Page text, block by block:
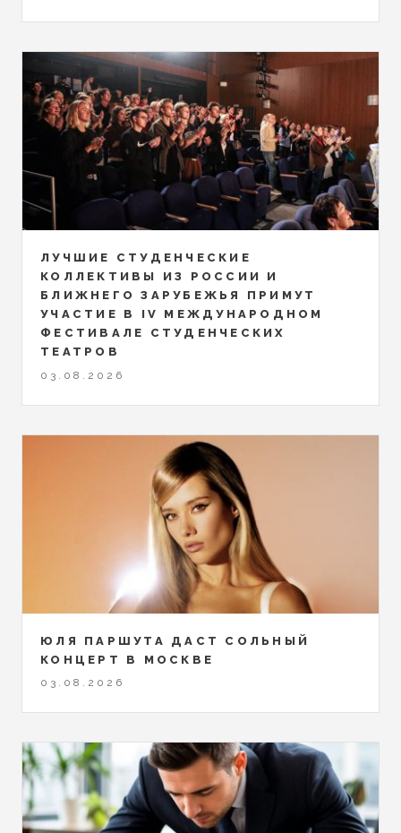
ЛУЧШИЕ СТУДЕНЧЕСКИЕ
КОЛЛЕКТИВЫ ИЗ РОССИИ И
БЛИЖНЕГО ЗАРУБЕЖЬЯ ПРИМУТ
УЧАСТИЕ В IV МЕЖДУНАРОДНОМ
ФЕСТИВАЛЕ СТУДЕНЧЕСКИХ
ТЕАТРОВ
03.08.2026
ЮЛЯ ПАРШУТА ДАСТ СОЛЬНЫЙ
КОНЦЕРТ В МОСКВЕ
03.08.2026